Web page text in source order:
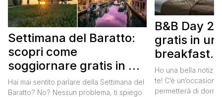
Settimana del Baratto:
scopri come
soggiornare gratis in un
bed and breakfast
Hai mai sentito parlare della Settimana del
Baratto? No? Nessun problema, ti spiego
B&B Day
gratis in un
breakfast.
gratis
Ho una bella
te! C’è
permetterà di